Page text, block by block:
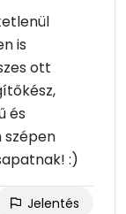
is
ott
és
szépen
:)
Jelentés